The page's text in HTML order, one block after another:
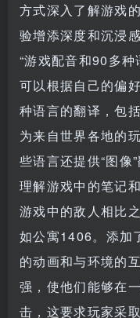
方式深入了解游戏
验增添深度和沉浸感
“游戏配音和90多
可以根据自己的偏
种语言的翻译，包
为来自世界各地的
些语言还提供“图像
理解游戏中的笔记和
游戏中的敌人相比
如公寓1406。添加
的动画和与环境的
强，使他们能够在
击，这要求玩家采